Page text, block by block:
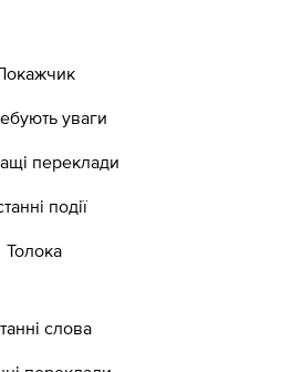
уваги
переклади
події
Толока
слова